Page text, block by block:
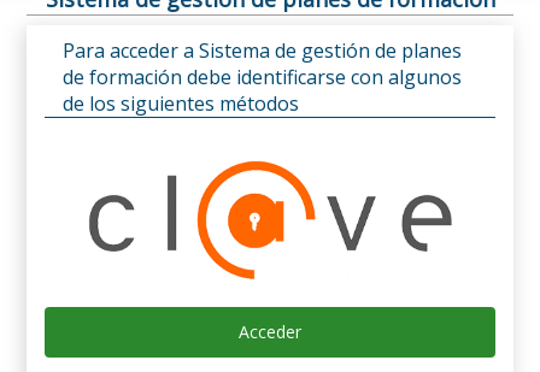
Para acceder a Sistema de gestión de planes
de formación debe identificarse con algunos
de los siguientes métodos
Acceder